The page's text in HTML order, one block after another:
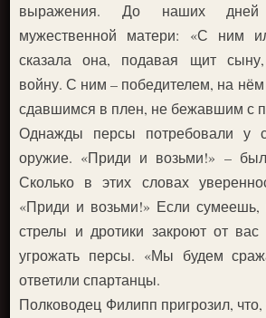
выражения. До наших
мужественной матери: «С ним
сказала она, подавая щит
войну. С ним – победителем, на
сдавшимся в плен, не бежавшим с
Однажды персы потребовали у
оружие. «Приди и возьми!» –
Сколько в этих словах
«Приди и возьми!» Если
стрелы и дротики закроют от вас
угрожать персы. «Мы будем
ответили спартанцы.
Полководец Филипп пригрозил, что,